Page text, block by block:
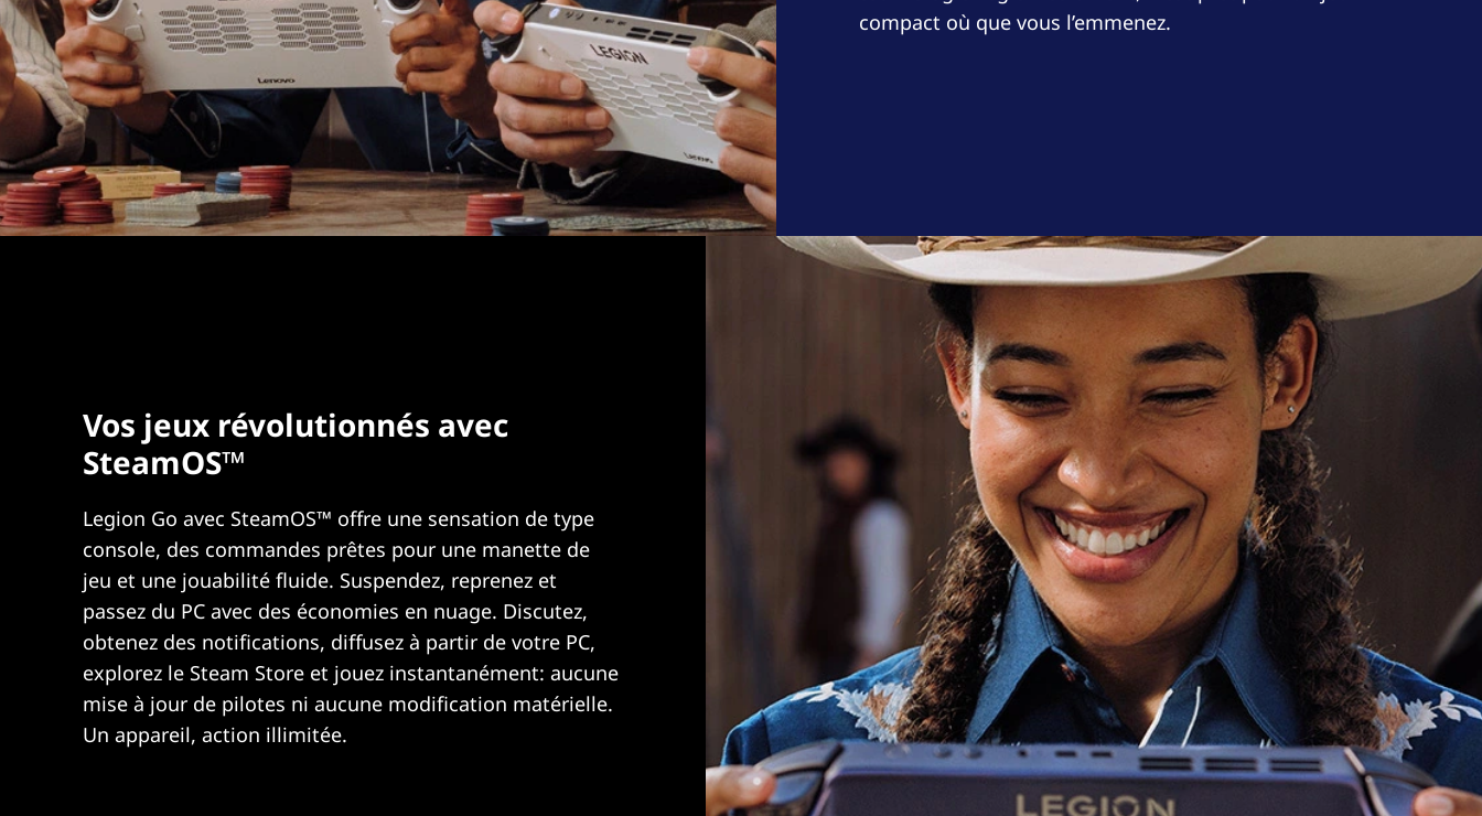
compact où que vous l’emmenez.
Vos jeux révolutionnés avec
SteamOS™
Legion Go avec SteamOS™ offre une sensation de type
console, des commandes prêtes pour une manette de
jeu et une jouabilité fluide. Suspendez, reprenez et
passez du PC avec des économies en nuage. Discutez,
obtenez des notifications, diffusez à partir de votre PC,
explorez le Steam Store et jouez instantanément: aucune
mise à jour de pilotes ni aucune modification matérielle.
Un appareil, action illimitée.